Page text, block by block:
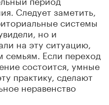
Следует заметить,
системы
но и
на эту ситуацию,
семьям. Если переход
состоится, умные
практику, сделают
неравенство